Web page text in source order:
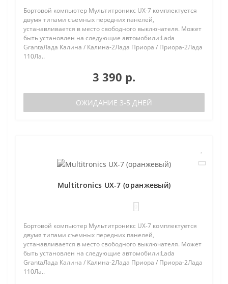
Бортовой компьютер Мультитроникс UX-7 комплектуется
двумя типами съемных передних панелей,
устанавливается в место свободного выключателя. Может
быть установлен на следующие автомобили:Lada
GrantaЛада Калина / Калина-2Лада Приора / Приора-2Лада
110Ла..
3 390 р.
ОЖИДАНИЕ 3-5 ДНЕЙ
Multitronics UX-7 (оранжевый)
Бортовой компьютер Мультитроникс UX-7 комплектуется
двумя типами съемных передних панелей,
устанавливается в место свободного выключателя. Может
быть установлен на следующие автомобили:Lada
GrantaЛада Калина / Калина-2Лада Приора / Приора-2Лада
110Ла..